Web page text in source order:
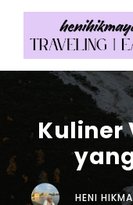
Kuliner
HENI